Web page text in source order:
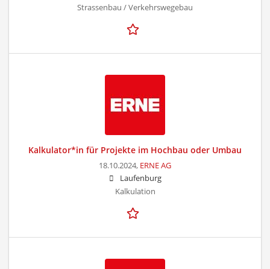
Strassenbau / Verkehrswegebau
Kalkulator*in für Projekte im Hochbau oder Umbau
18.10.2024, ERNE AG
Laufenburg
Kalkulation